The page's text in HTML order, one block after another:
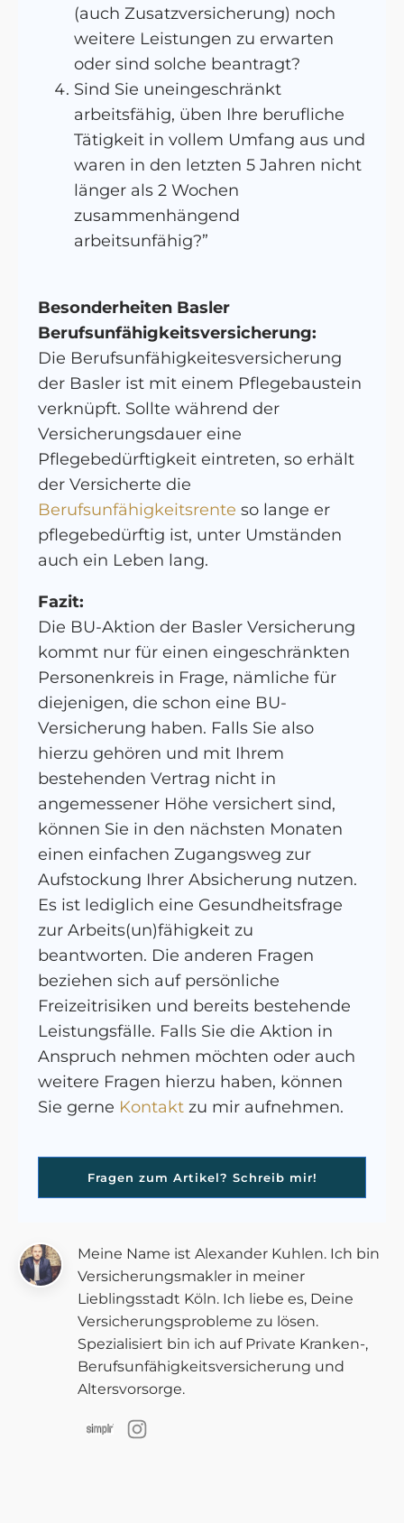
(auch Zusatzversicherung) noch
weitere Leistungen zu erwarten
oder sind solche beantragt?
Sind Sie uneingeschränkt
arbeitsfähig, üben Ihre berufliche
Tätigkeit in vollem Umfang aus und
waren in den letzten 5 Jahren nicht
länger als 2 Wochen
zusammenhängend
arbeitsunfähig?”
Besonderheiten Basler
Berufsunfähigkeitsversicherung:
Die Berufsunfähigkeitesversicherung
der Basler ist mit einem Pflegebaustein
verknüpft. Sollte während der
Versicherungsdauer eine
Pflegebedürftigkeit eintreten, so erhält
der Versicherte die
Berufsunfähigkeitsrente so lange er
pflegebedürftig ist, unter Umständen
auch ein Leben lang.
Fazit:
Die BU-Aktion der Basler Versicherung
kommt nur für einen eingeschränkten
Personenkreis in Frage, nämliche für
diejenigen, die schon eine BU-
Versicherung haben. Falls Sie also
hierzu gehören und mit Ihrem
bestehenden Vertrag nicht in
angemessener Höhe versichert sind,
können Sie in den nächsten Monaten
einen einfachen Zugangsweg zur
Aufstockung Ihrer Absicherung nutzen.
Es ist lediglich eine Gesundheitsfrage
zur Arbeits(un)fähigkeit zu
beantworten. Die anderen Fragen
beziehen sich auf persönliche
Freizeitrisiken und bereits bestehende
Leistungsfälle. Falls Sie die Aktion in
Anspruch nehmen möchten oder auch
weitere Fragen hierzu haben, können
Sie gerne Kontakt zu mir aufnehmen.
Fragen zum Artikel? Schreib mir!
Meine Name ist Alexander Kuhlen. Ich bin
Versicherungsmakler in meiner
Lieblingsstadt Köln. Ich liebe es, Deine
Versicherungsprobleme zu lösen.
Spezialisiert bin ich auf Private Kranken-,
Berufsunfähigkeitsversicherung und
Altersvorsorge.